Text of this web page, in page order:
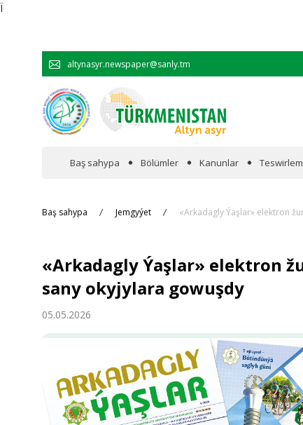
Ï
altynasyr.newspaper@sanly.tm
Baş sahypa Bölümler
Hyzmatdaşlyk
Jemgyýet
Medeniýet
Kanunlar
Baş sahypa Jemgyýet «Arkadagly Ýaşlar» elektron
«Arkadagly Ýaşlar» elektron
sany okyjylara gowuşdy
05.05.2026